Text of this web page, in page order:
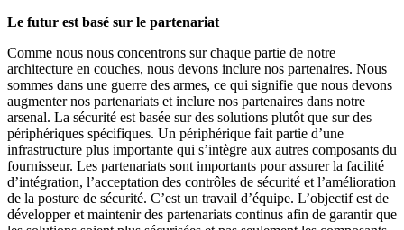
Le futur est basé sur le partenariat
Comme nous nous concentrons sur chaque partie de notre
architecture en couches, nous devons inclure nos partenaires. Nous
sommes dans une guerre des armes, ce qui signifie que nous devons
augmenter nos partenariats et inclure nos partenaires dans notre
arsenal. La sécurité est basée sur des solutions plutôt que sur des
périphériques spécifiques. Un périphérique fait partie d’une
infrastructure plus importante qui s’intègre aux autres composants du
fournisseur. Les partenariats sont importants pour assurer la facilité
d’intégration, l’acceptation des contrôles de sécurité et l’amélioration
de la posture de sécurité. C’est un travail d’équipe. L’objectif est de
développer et maintenir des partenariats continus afin de garantir que